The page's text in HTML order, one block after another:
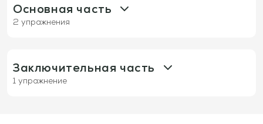
Основная часть
2 упражнения
Заключительная часть
1 упражнение